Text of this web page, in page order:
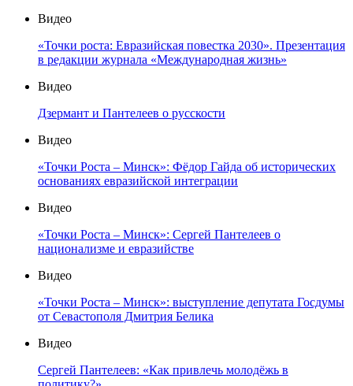
Видео
«Точки роста: Евразийская повестка 2030». Презентация
в редакции журнала «Международная жизнь»
Видео
Дзермант и Пантелеев о русскости
Видео
«Точки Роста – Минск»: Фёдор Гайда об исторических
основаниях евразийской интеграции
Видео
«Точки Роста – Минск»: Сергей Пантелеев о
национализме и евразийстве
Видео
«Точки Роста – Минск»: выступление депутата Госдумы
от Севастополя Дмитрия Белика
Видео
Сергей Пантелеев: «Как привлечь молодёжь в